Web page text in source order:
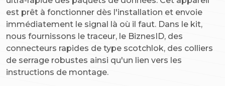
est prêt à fonctionner dès l'installation et envoie
immédiatement le signal là où il faut. Dans le kit,
nous fournissons le traceur, le BiznesID, des
connecteurs rapides de type scotchlok, des colliers
de serrage robustes ainsi qu'un lien vers les
instructions de montage.